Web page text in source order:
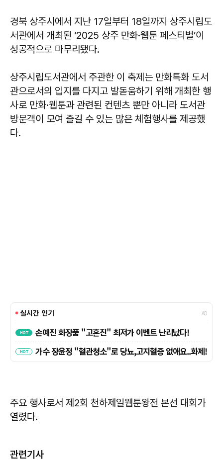
경북 상주시에서 지난 17일부터 18일까지 상주시립도
서관에서 개최된 ‘2025 상주 만화·웹툰 페스티벌’이
성공적으로 마무리됐다.
상주시립도서관에서 주관한 이 축제는 만화특화 도서
관으로서의 입지를 다지고 발돋움하기 위해 개최한 행
사로 만화·웹툰과 관련된 컨텐츠 뿐만 아니라 도서관
방문객이 모여 즐길 수 있는 많은 체험행사를 제공했
다.
주요 행사로서 제2회 천하제일웹툰왕전 본선 대회가
열렸다.
관련기사